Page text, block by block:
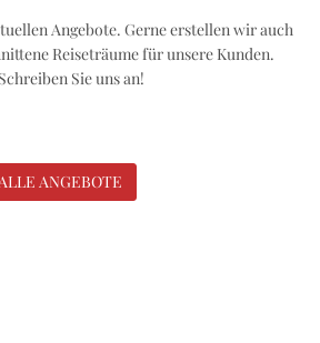
Angebote. Gerne erstellen wir auch
Reiseträume für unsere Kunden.
Schreiben Sie uns an!
ALLE ANGEBOTE